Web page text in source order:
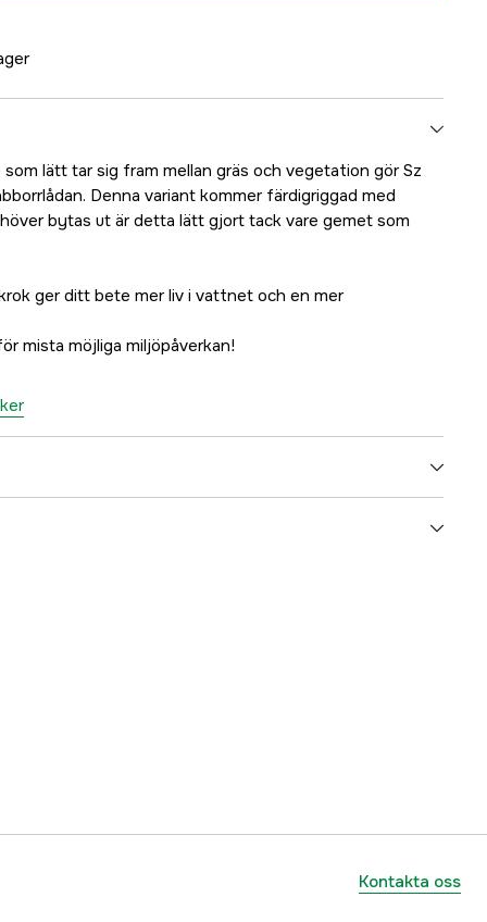
lätt tar sig fram mellan gräs och vegetation gör Sz
Denna variant kommer färdigriggad med
bytas ut är detta lätt gjort tack vare gemet som
ger ditt bete mer liv i vattnet och en mer
mista möjliga miljöpåverkan!
Kontakta oss